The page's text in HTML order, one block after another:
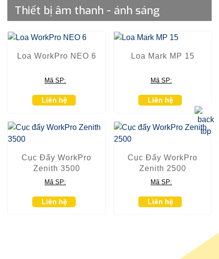
Thiết bị âm thanh - ánh sáng
Loa WorkPro NEO 6
Mã SP:
Liên hệ
Loa Mark MP 15
Mã SP:
Liên hệ
Cục Đẩy WorkPro
Zenith 3500
Mã SP:
Liên hệ
Cục Đẩy WorkPro
Zenith 2500
Mã SP:
Liên hệ